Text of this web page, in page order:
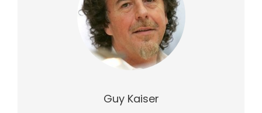
Guy Kaiser